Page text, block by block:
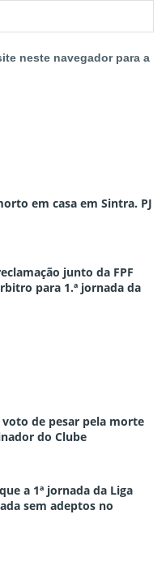
neste navegador para a
em casa em Sintra. PJ
junto da FPF
para 1.ª jornada da
de pesar pela morte
do Clube
a 1ª jornada da Liga
sem adeptos no